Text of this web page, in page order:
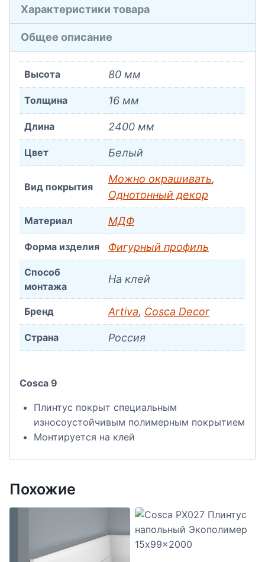
Характеристики товара
Общее описание
Высота 80 мм
Толщина 16 мм
Длина 2400 мм
Цвет Белый
Вид покрытия
Можно окрашивать,
Однотонный декор
Материал МДФ
Форма изделия Фигурный профиль
Способ
монтажа
На клей
Бренд Artiva, Cosca Decor
Страна Россия
Cosca 9
Плинтус покрыт специальным
износоустойчивым полимерным покрытием
Монтируется на клей
Похожие